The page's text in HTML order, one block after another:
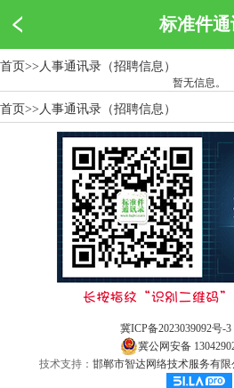
标准件
首页>> 人事通讯录（招聘信息）
暂无信息。
首页>> 人事通讯录（招聘信息）
冀ICP备2023039092号-3
冀公网安备
技术支持： 邯郸市智达网络技术服务有限